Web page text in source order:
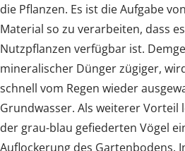
die Pflanzen. Es ist die Aufgabe
Material so zu verarbeiten, dass
Nutzpflanzen verfügbar ist.
mineralischer Dünger zügiger,
schnell vom Regen wieder
Grundwasser. Als weiterer Vorteil
der grau-blau gefiederten Vögel
Auflockerung des Gartenbodens.